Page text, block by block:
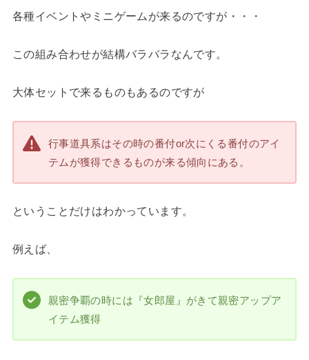
各種イベントやミニゲームが来るのですが・・・
この組み合わせが結構バラバラなんです。
大体セットで来るものもあるのですが
行事道具系はその時の番付or次にくる番付のアイ
テムが獲得できるものが来る傾向にある。
ということだけはわかっています。
例えば、
親密争覇の時には『女郎屋』がきて親密アップア
イテム獲得